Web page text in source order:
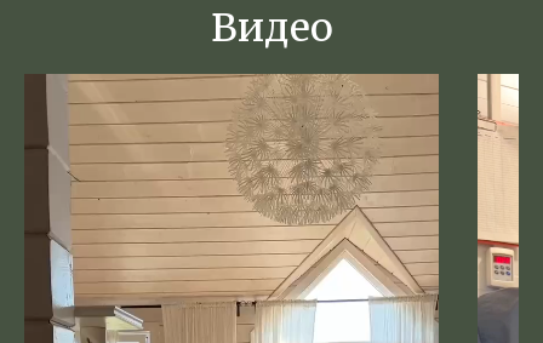
Видео